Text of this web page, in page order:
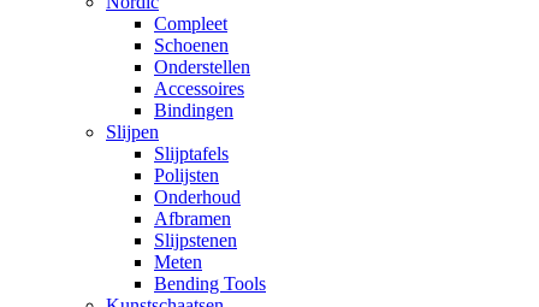
Compleet
Schoenen
Onderstellen
Accessoires
Bindingen
Slijpen
Slijptafels
Polijsten
Onderhoud
Afbramen
Slijpstenen
Meten
Bending Tools